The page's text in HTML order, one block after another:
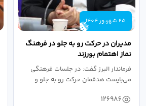
25 شهریور 1404
مدیران در حرکت رو به جلو در فرهنگ
نماز اهتمام بورزند
فرماندار البرز گفت: در جلسات فرهنگی
می‌بایست هدفمان حرکت رو به جلو و
126986